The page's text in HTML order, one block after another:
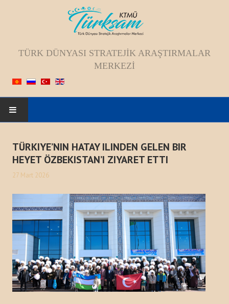
TÜRK DÜNYASI STRATEJIK ARAŞTIRMALAR
MERKEZI
HAKKIMIZDA
Vizyon, Misyon, Amaç
Tarihçesi
ETKINLIKLER
DUYURULAR
TÜRKIYE’NIN HATAY ILINDEN GELEN BIR
HEYET ÖZBEKISTAN’I ZIYARET ETTI
27 Mart 2026